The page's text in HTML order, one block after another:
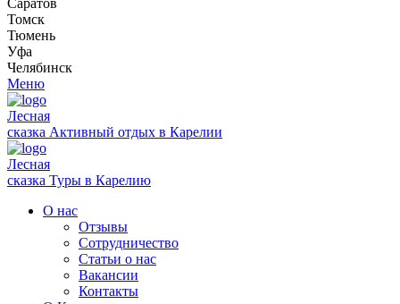
Саратов
Томск
Тюмень
Уфа
Челябинск
Меню
Лесная
сказка Активный отдых в Карелии
Лесная
сказка Туры в Карелию
О нас
Отзывы
Сотрудничество
Статьи о нас
Вакансии
Контакты